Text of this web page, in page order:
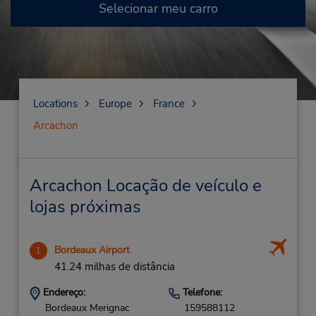
Selecionar meu carro
Locations Europe
France
Arcachon
Arcachon Locação de veículo e
lojas próximas
1 Bordeaux Airport
41.24 milhas de distância
Endereço:
Bordeaux Merignac
Telefone:
159588112